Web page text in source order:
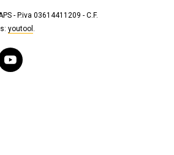
- P.iva 03614411209 - C.F.
youtool .